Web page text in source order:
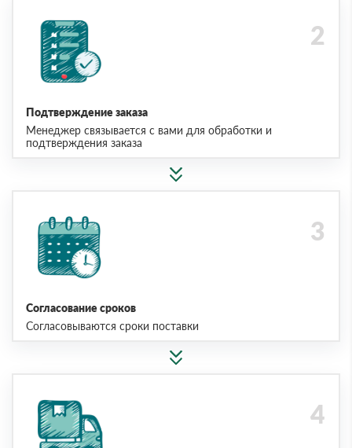
Подтверждение заказа
Менеджер связывается с вами для обработки и
подтверждения заказа
Согласование сроков
Согласовываются сроки поставки